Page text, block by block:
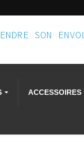
SON
ACCESSOIRES